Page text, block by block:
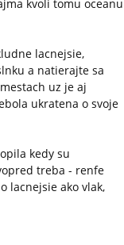
kvoli tomu oceanu
lacnejsie,
a natierajte sa
uz je aj
ukratena o svoje
kedy su
treba - renfe
lacnejsie ako vlak,